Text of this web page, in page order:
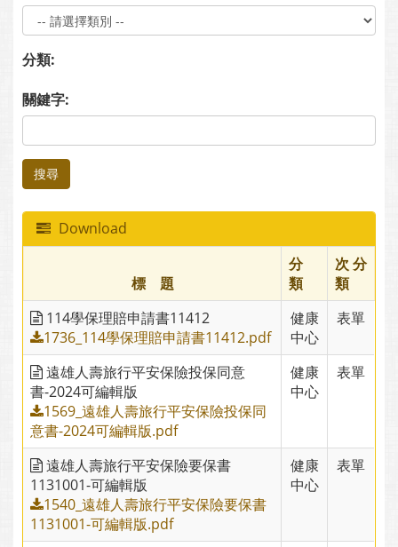
分類:
關鍵字:
搜尋
Download
標 題
分
類
次 分
類
114學保理賠申請書11412
1736_114學保理賠申請書11412.pdf
健康
中心
表單
遠雄人壽旅行平安保險投保同意
書-2024可編輯版
1569_遠雄人壽旅行平安保險投保同
意書-2024可編輯版.pdf
健康
中心
表單
遠雄人壽旅行平安保險要保書
1131001-可編輯版
1540_遠雄人壽旅行平安保險要保書
1131001-可編輯版.pdf
健康
中心
表單